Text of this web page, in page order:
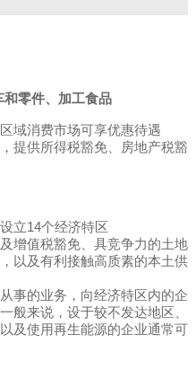
零件、加工食品
域消费市场可享优惠待遇
提供所得税豁免、房地产税豁
立14个经济特区
增值税豁免、具竞争力的土地
以及有利接触高质素的本土供
事的业务，向经济特区内的企
般来说，设于较不发达地区、
及使用再生能源的企业通常可